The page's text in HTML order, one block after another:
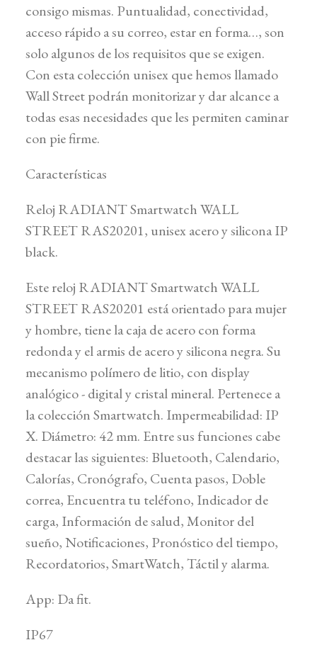
consigo mismas. Puntualidad, conectividad,
acceso rápido a su correo, estar en forma…, son
solo algunos de los requisitos que se exigen.
Con esta colección unisex que hemos llamado
Wall Street podrán monitorizar y dar alcance a
todas esas necesidades que les permiten caminar
con pie firme.
Características
Reloj RADIANT Smartwatch WALL
STREET RAS20201, unisex acero y silicona IP
black.
Este reloj RADIANT Smartwatch WALL
STREET RAS20201 está orientado para mujer
y hombre, tiene la caja de acero con forma
redonda y el armis de acero y silicona negra. Su
mecanismo polímero de litio, con display
analógico - digital y cristal mineral. Pertenece a
la colección Smartwatch. Impermeabilidad: IP
X. Diámetro: 42 mm. Entre sus funciones cabe
destacar las siguientes: Bluetooth, Calendario,
Calorías, Cronógrafo, Cuenta pasos, Doble
correa, Encuentra tu teléfono, Indicador de
carga, Información de salud, Monitor del
sueño, Notificaciones, Pronóstico del tiempo,
Recordatorios, SmartWatch, Táctil y alarma.
App: Da fit.
IP67